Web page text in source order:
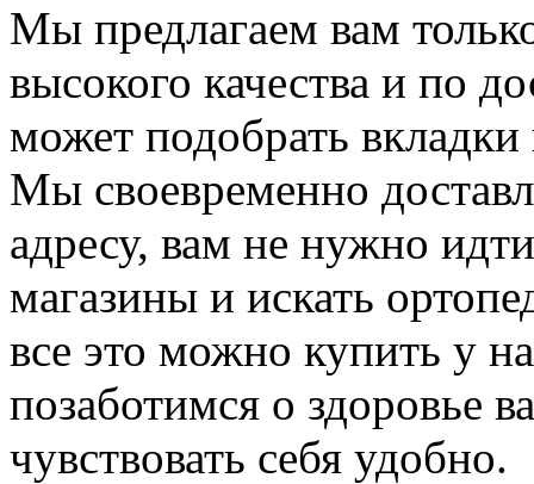
Мы предлагаем вам
высокого качества и по
может подобрать
Мы своевременно
адресу, вам не нужно
магазины и искать
все это можно купить у
позаботимся о здоровье
чувствовать себя удобно.